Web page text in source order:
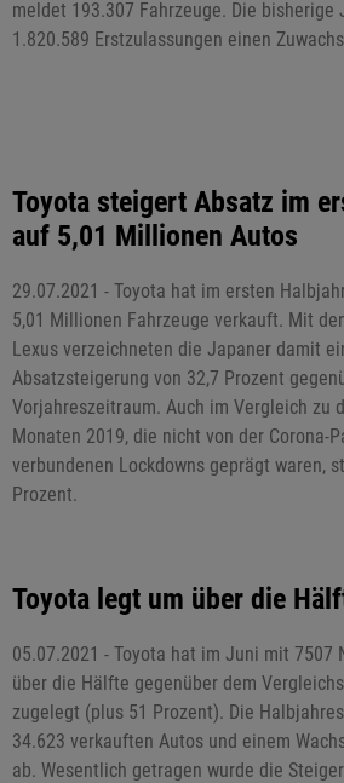
meldet 193.307 Fahrzeuge. Die
1.820.589 Erstzulassungen einen
Toyota steigert Absatz im
auf 5,01 Millionen Autos
29.07.2021 - Toyota hat im ersten
5,01 Millionen Fahrzeuge verkauft. Mit
Lexus verzeichneten die Japaner damit
Absatzsteigerung von 32,7 Prozent
Vorjahreszeitraum. Auch im Vergleich zu
Monaten 2019, die nicht von der Corona-
verbundenen Lockdowns geprägt waren,
Prozent.
Toyota legt um über die
05.07.2021 - Toyota hat im Juni mit 7507
über die Hälfte gegenüber dem
zugelegt (plus 51 Prozent). Die
34.623 verkauften Autos und einem
ab. Wesentlich getragen wurde die